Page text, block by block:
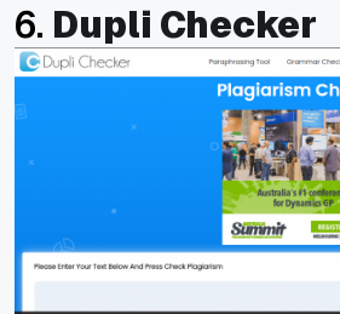
6. Dupli Checker